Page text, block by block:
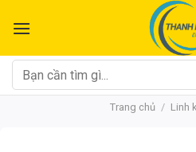
đến
dung
Tìm
kiếm:
Trang chủ / Linh